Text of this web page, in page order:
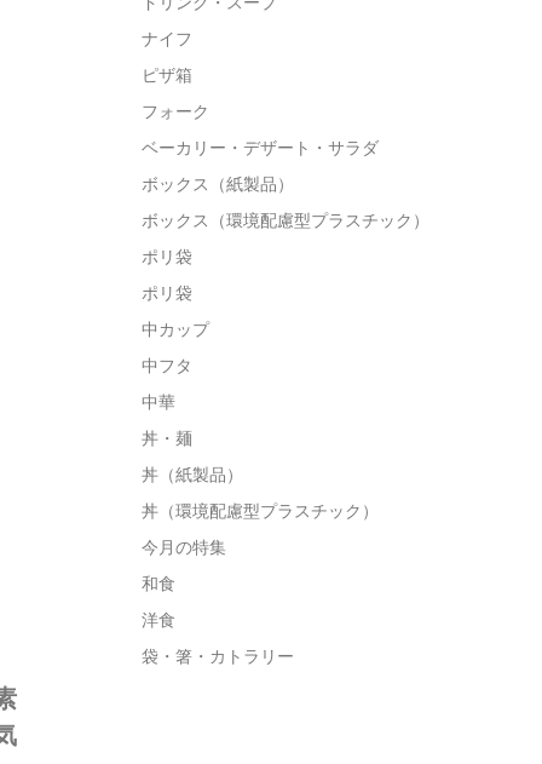
ナイフ
ピザ箱
フォーク
ベーカリー・デザート・サラダ
ボックス（紙製品）
ボックス（環境配慮型プラスチック）
ポリ袋
ポリ袋
中カップ
中フタ
中華
丼・麺
丼（紙製品）
丼（環境配慮型プラスチック）
今月の特集
和食
洋食
袋・箸・カトラリー